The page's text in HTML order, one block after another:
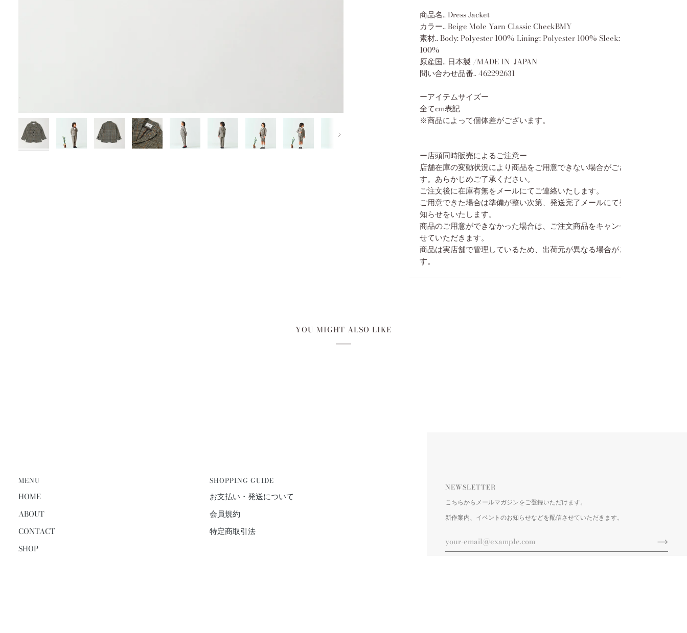
Next
商品名.. Dress Jacket
カラー.. Beige Mole Yarn Classic CheckBMY
素材.. Body: Polyester 100% Lining: Polyester 100% Sleek: Cotton
100%
原産国.. 日本製 /MADE IN JAPAN
問い合わせ品番.. 462292631
ーアイテムサイズー
全てcm表記
※商品によって個体差がございます。
ー店頭同時販売によるご注意ー
店舗在庫の変動状況により商品をご用意できない場合がございま
す。あらかじめご了承ください。
ご注文後に在庫有無をメールにてご連絡いたします。
ご用意できた場合は準備が整い次第、発送完了メールにて発送のお
知らせをいたします。
商品のご用意ができなかった場合は、ご注文商品をキャンセルとさ
せていただきます。
商品は実店舗で管理しているため、出荷元が異なる場合がございま
す。
YOU MIGHT ALSO LIKE
NEWSLETTER
こちらからメールマガジンをご登録いただけます。
新作案内、イベントのお知らせなどを配信させていただきます。
MENU
HOME
ABOUT
CONTACT
SHOP
SHOPPING GUIDE
お支払い・発送について
会員規約
特定商取引法